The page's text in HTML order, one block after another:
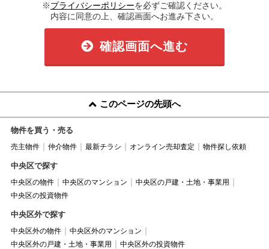
※プライバシーポリシーを必ずご確認ください。
内容に同意の上、確認画面へお進み下さい。
確認画面へ進む
このページの先頭へ
物件を買う・売る
売主物件 仲介物件 最新チラシ オンライン売却査定 物件探し依頼
中央区で探す
中央区の物件 中央区のマンション
中央区の戸建・土地・事業用
中央区の投資物件
中央区外で探す
中央区外の物件
中央区外のマンション
中央区外の戸建・土地・事業用
中央区外の投資物件